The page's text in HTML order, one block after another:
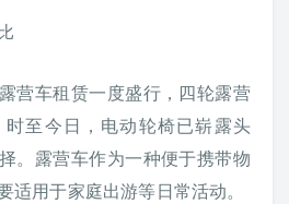
营车租赁一度盛行，四轮露营
至今日，电动轮椅已崭露头
。露营车作为一种便于携带物
适用于家庭出游等日常活动。